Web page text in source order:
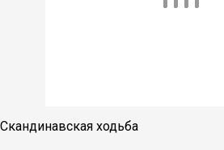
Скандинавская ходьба